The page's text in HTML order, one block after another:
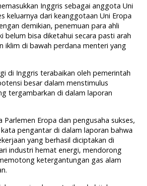
Inggris sebagai anggota Uni
keluarnya dari keanggotaan Uni Eropa
demikian, penemuan para ahli
belum bisa diketahui secara pasti arah
iklim di bawah perdana menteri yang
di Inggris terabaikan oleh pemerintah
besar dalam menstimulus
tergambarkan di dalam laporan
Parlemen Eropa dan pengusaha sukses,
pengantar di dalam laporan bahwa
yang berhasil diciptakan di
industri hemat energi, mendorong
ketergantungan gas alam